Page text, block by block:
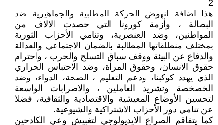
2
هذا اضافة لنهوض الحركة المطلبية والجماهيرية ضد
البطالة ، وأزمة كورونا التي حصدت الالاف من
المواطنين، وضد العنصرية، وتنامي الأحزاب الثورية
بمختلف منطلقاتها المطالبة بالضمان الاجتماعي والعدالة
والدفاع عن البيئة ووقف سباق التسلح والحرب ، واحترام
حقوق الانسان، وحقوق المرأة، وضد الاحتباس الحراري
الذي يهدد كوكبنا، ودعم التعليم ، الصحة، الدواء، وضد
الخصخصة وتشريد العاملين ، والاضرابات الواسعة
لتحسين الأوضاع المعيشية والاقتصادية والثقافية، فضلا
عن تنامي دور الأحزاب الاشتراكية والشيوعية.
كما يتفاقم الصراع الايديولوجي لتغبيش وعي الكادحين